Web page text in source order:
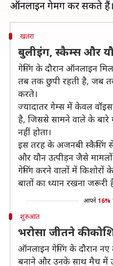
खतरा
बुलीइंग, स्कैम्स और
गेमिंग के दौरान ऑनलाइन
तब तक छुपी रहती है, जब
करते।
ज्यादातर गेम्स में केवल
है, जिससे सामने वाले के
नहीं होता।
इस तरह के अजनबी स्कैमिंग
और यौन उत्पीड़न जैसे
गेमिंग करने वालों में
बातों का ध्यान रखना जरूरी
आपने 16%
शुरुआत
भरोसा जीतने की
ऑनलाइन गेमिंग के दौरान नए
बनाने और उनके साथ मैच में